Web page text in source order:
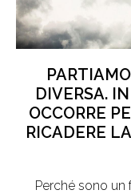
DIVERSA.
OCCORRE
RICADERE
Perché sono